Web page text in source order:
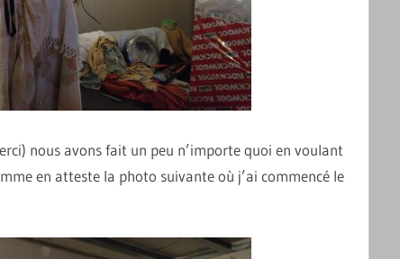
nous avons fait un peu n’importe quoi en voulant
en atteste la photo suivante où j’ai commencé le